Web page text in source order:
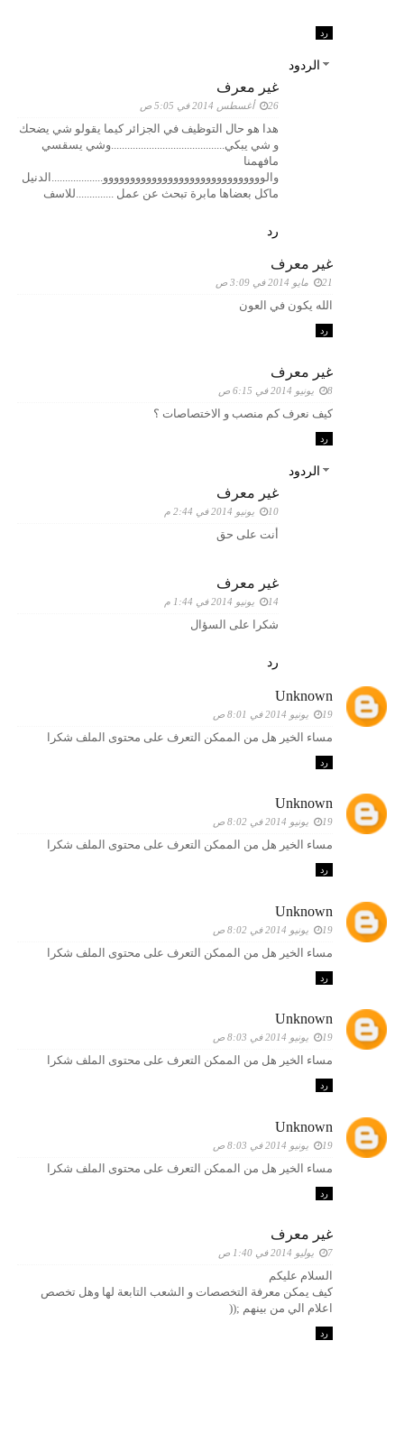
رد
الردود
غير معرف
26 أغسطس 2014 في 5:05 ص
هدا هو حال التوظيف في الجزائر كيما يقولو شي يضحك
و شي يبكي..........................................وشي يسقسي
مافهمنا
والوووووووووووووووووووووووووووووو...................الدنيل
ماكل بعضاها مابرة تبحث عن عمل ..............للاسف
رد
غير معرف
21 مايو 2014 في 3:09 ص
الله يكون في العون
رد
غير معرف
8 يونيو 2014 في 6:15 ص
كيف نعرف كم منصب و الاختصاصات ؟
رد
الردود
غير معرف
10 يونيو 2014 في 2:44 م
أنت على حق
غير معرف
14 يونيو 2014 في 1:44 م
شكرا على السؤال
رد
Unknown
19 يونيو 2014 في 8:01 ص
مساء الخير هل من الممكن التعرف على محتوى الملف شكرا
رد
Unknown
19 يونيو 2014 في 8:02 ص
مساء الخير هل من الممكن التعرف على محتوى الملف شكرا
رد
Unknown
19 يونيو 2014 في 8:02 ص
مساء الخير هل من الممكن التعرف على محتوى الملف شكرا
رد
Unknown
19 يونيو 2014 في 8:03 ص
مساء الخير هل من الممكن التعرف على محتوى الملف شكرا
رد
Unknown
19 يونيو 2014 في 8:03 ص
مساء الخير هل من الممكن التعرف على محتوى الملف شكرا
رد
غير معرف
7 يوليو 2014 في 1:40 ص
السلام عليكم
كيف يمكن معرفة التخصصات و الشعب التابعة لها وهل تخصص
اعلام الي من بينهم ;((
رد